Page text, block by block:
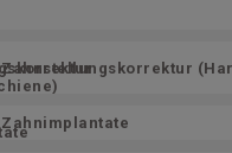
Zahnstellungskorrektur
Zahn­implantate